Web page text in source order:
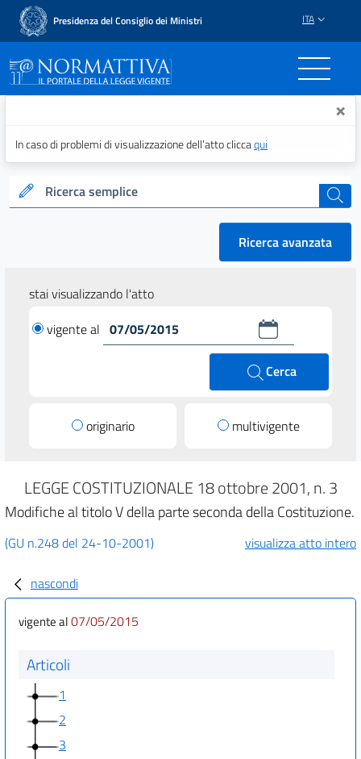
Presidenza del Consiglio dei Ministri ITA
Normattiva - Il portale ×
In caso di problemi di visualizzazione dell’atto cliccaqui
Ricerca semplice cerca
Ricerca avanzata
stai visualizzando l'atto
vigente al
Cerca
originario multivigente
LEGGE COSTITUZIONALE 18 ottobre 2001, n. 3
Modifiche al titolo V della parte seconda della Costituzione.
(GU n.248 del 24-10-2001) visualizza atto intero
nascondi
vigente al07/05/2015
Articoli
1
2
3